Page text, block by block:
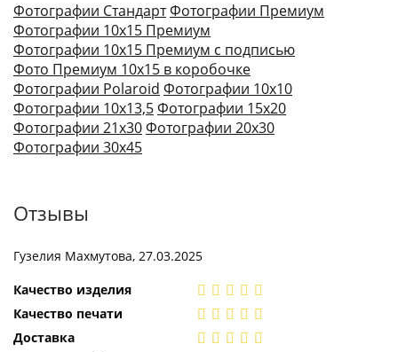
Фотографии СтандартФотографии Премиум
Фотографии 10х15 Премиум
Фотографии 10х15 Премиум с подписью
Фото Премиум 10х15 в коробочке
Фотографии Polaroid Фотографии 10х10
Фотографии 10х13,5Фотографии 15х20
Фотографии 21х30Фотографии 20х30
Фотографии 30х45
Отзывы
Гузелия Махмутова, 27.03.2025
Качество изделия
Качество печати
Доставка